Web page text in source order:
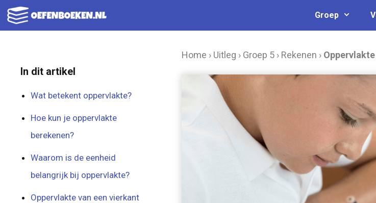
Ga
naar
Groep
Home › Uitleg › Groep 5 › Rekenen ›
In dit artikel
Wat betekent oppervlakte?
Hoe kun je oppervlakte
berekenen?
Waarom is de eenheid
belangrijk bij oppervlakte?
Oppervlakte van een vierkant